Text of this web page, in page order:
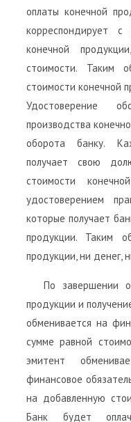
оплаты конечной
корреспондирует с
конечной
стоимости. Таким
стоимости конечной
Удостоверение
производства
оборота банку.
получает свою
стоимости
удостоверением
которые получает
продукции. Таким
продукции, ни денег,
По завершении
продукции и
обменивается на
сумме равной
эмитент
финансовое
на добавленную
Банк будет